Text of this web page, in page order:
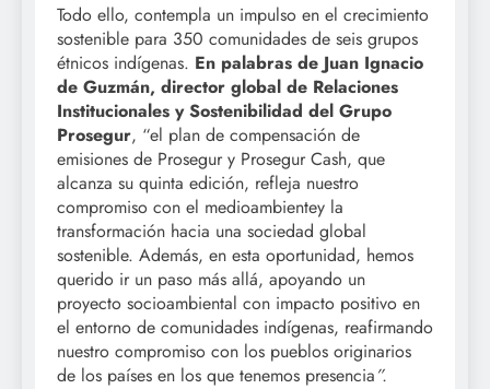
Todo ello, contempla un impulso en el crecimiento
sostenible para 350 comunidades de seis grupos
étnicos indígenas. En palabras de Juan Ignacio
de Guzmán, director global de Relaciones
Institucionales y Sostenibilidad del Grupo
Prosegur, “el plan de compensación de
emisiones de Prosegur y Prosegur Cash, que
alcanza su quinta edición, refleja nuestro
compromiso con el medioambientey la
transformación hacia una sociedad global
sostenible. Además, en esta oportunidad, hemos
querido ir un paso más allá, apoyando un
proyecto socioambiental con impacto positivo en
el entorno de comunidades indígenas, reafirmando
nuestro compromiso con los pueblos originarios
de los países en los que tenemos presencia”.